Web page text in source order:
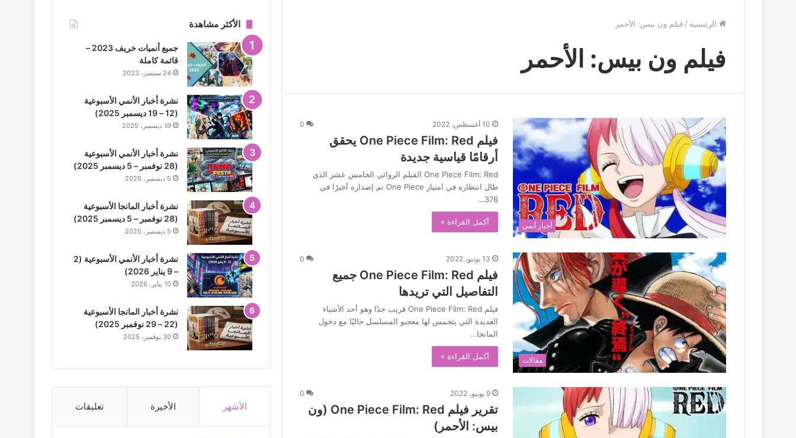
الرئيسية / فيلم ون بيس: الأحمر
فيلم ون بيس: الأحمر
أخبار أنمي
10 أغسطس، 2022 0
فيلم One Piece Film: Red يحقق
أرقامًا قياسية جديدة
One Piece Film: Red الفيلم الروائي الخامس عشر الذي
طال انتظاره في امتياز One Piece تم إصداره أخيرًا في
376…
أكمل القراءة »
مقالات
13 يونيو، 2022 0
فيلم One Piece Film: Red جميع
التفاصيل التي تريدها
فيلم One Piece Film: Red قريب جدًا وهو أحد الأشياء
العديدة التي يتحمس لها معجبو المسلسل حاليًا مع دخول
المانجا…
أكمل القراءة »
9 يونيو، 2022 0
تقرير فيلم One Piece Film: Red (ون
بيس: الأحمر)
الأكثر مشاهدة
جميع أنميات خريف 2023 –
قائمة كاملة
24 سبتمبر، 2023
نشرة أخبار الأنمي الأسبوعية
(12 – 19 ديسمبر 2025)
19 ديسمبر، 2025
نشرة أخبار الأنمي الأسبوعية
(28 نوفمبر – 5 ديسمبر 2025)
5 ديسمبر، 2025
نشرة أخبار المانجا الأسبوعية
(28 نوفمبر – 5 ديسمبر 2025)
5 ديسمبر، 2025
نشرة أخبار الأنمي الأسبوعية (2
– 9 يناير 2026)
10 يناير، 2026
نشرة أخبار المانجا الأسبوعية
(22 – 29 نوفمبر 2025)
30 نوفمبر، 2025
الأشهر الأخيرة تعليقات